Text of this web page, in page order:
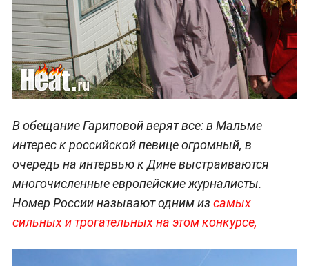
В обещание Гариповой верят все: в Мальме
интерес к российской певице огромный, в
очередь на интервью к Дине выстраиваются
многочисленные европейские журналисты.
Номер России называют одним изсамых
сильных и трогательных на этом конкурсе,